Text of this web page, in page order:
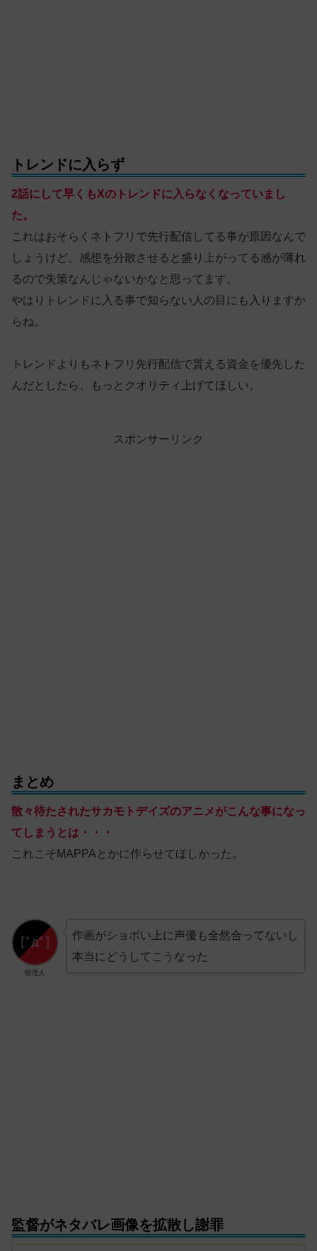
トレンドに入らず
2話にして早くもXのトレンドに入らなくなっていまし
た。
これはおそらくネトフリで先行配信してる事が原因なんで
しょうけど、感想を分散させると盛り上がってる感が薄れ
るので失策なんじゃないかなと思ってます。
やはりトレンドに入る事で知らない人の目にも入りますか
らね。
トレンドよりもネトフリ先行配信で貰える資金を優先した
んだとしたら、もっとクオリティ上げてほしい。
スポンサーリンク
まとめ
散々待たされたサカモトデイズのアニメがこんな事になっ
てしまうとは・・・
これこそMAPPAとかに作らせてほしかった。
管理人
作画がショボい上に声優も全然合ってないし
本当にどうしてこうなった
監督がネタバレ画像を拡散し謝罪